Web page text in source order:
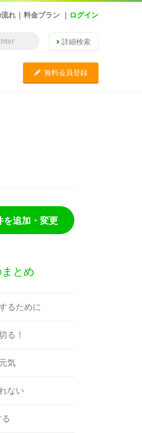
れ 料金プラン ログイン
詳細検索
C 無料会員登録
を追加・変更
とめ
るために
る！
気
ない